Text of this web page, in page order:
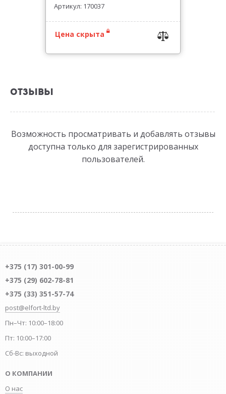
Артикул: 170037
Цена скрыта
ОТЗЫВЫ
Возможность просматривать и добавлять отзывы
доступна только для зарегистрированных
пользователей.
+375 (17) 301-00-99
+375 (29) 602-78-81
+375 (33) 351-57-74
post@elfort-ltd.by
Пн–Чт: 10:00–18:00
Пт: 10:00–17:00
Сб-Вс: выходной
О КОМПАНИИ
О нас